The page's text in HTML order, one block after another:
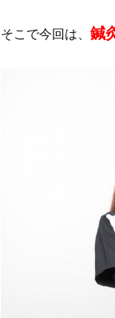
そこで今回は、 鍼